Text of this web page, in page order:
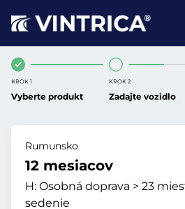
KROK 1
Vyberte produkt
KROK 2
Zadajte vozidlo
Rumunsko
12 mesiacov
H: Osobná doprava > 23
sedenie